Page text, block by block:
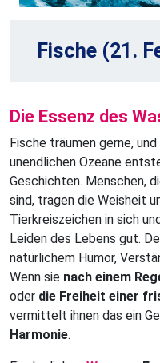
Fische (21.
Die Essenz des
Fische träumen gerne,
unendlichen Ozeane
Geschichten. Menschen,
sind, tragen die Weisheit
Tierkreiszeichen in sich
Leiden des Lebens gut.
natürlichem Humor,
Wenn sie nach einem
oder die Freiheit einer
vermittelt ihnen das ein
Harmonie.